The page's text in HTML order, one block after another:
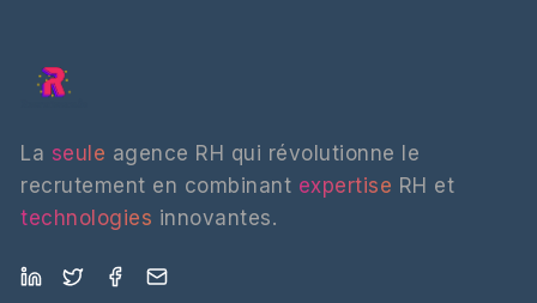
La seule agence RH qui révolutionne le
recrutement en combinant expertise RH et
technologies innovantes.